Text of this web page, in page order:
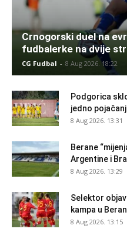
Crnogorski duel na
fudbalerke na dvije
CG Fudbal - 8 Aug 2026. 18:22
Podgorica
jedno
8 Aug 2026. 13:31
Berane
Argentine i
8 Aug 2026. 13:29
Selektor
kampa u
8 Aug 2026. 13:15